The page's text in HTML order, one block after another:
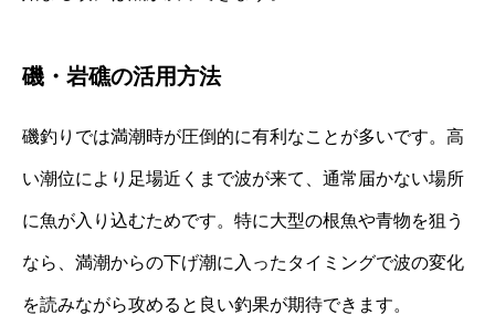
磯・岩礁の活用方法
磯釣りでは満潮時が圧倒的に有利なことが多いです。高
い潮位により足場近くまで波が来て、通常届かない場所
に魚が入り込むためです。特に大型の根魚や青物を狙う
なら、満潮からの下げ潮に入ったタイミングで波の変化
を読みながら攻めると良い釣果が期待できます。